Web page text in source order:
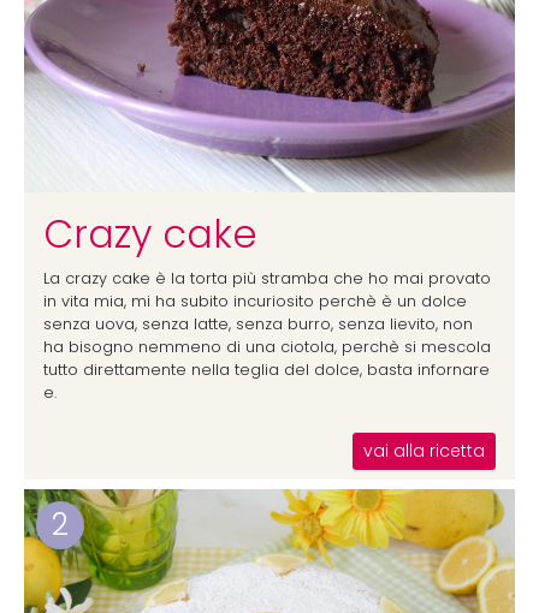
Crazy cake
La crazy cake è la torta più stramba che ho mai provato
in vita mia, mi ha subito incuriosito perchè è un dolce
senza uova, senza latte, senza burro, senza lievito, non
ha bisogno nemmeno di una ciotola, perchè si mescola
tutto direttamente nella teglia del dolce, basta infornare
e.
vai alla ricetta
2